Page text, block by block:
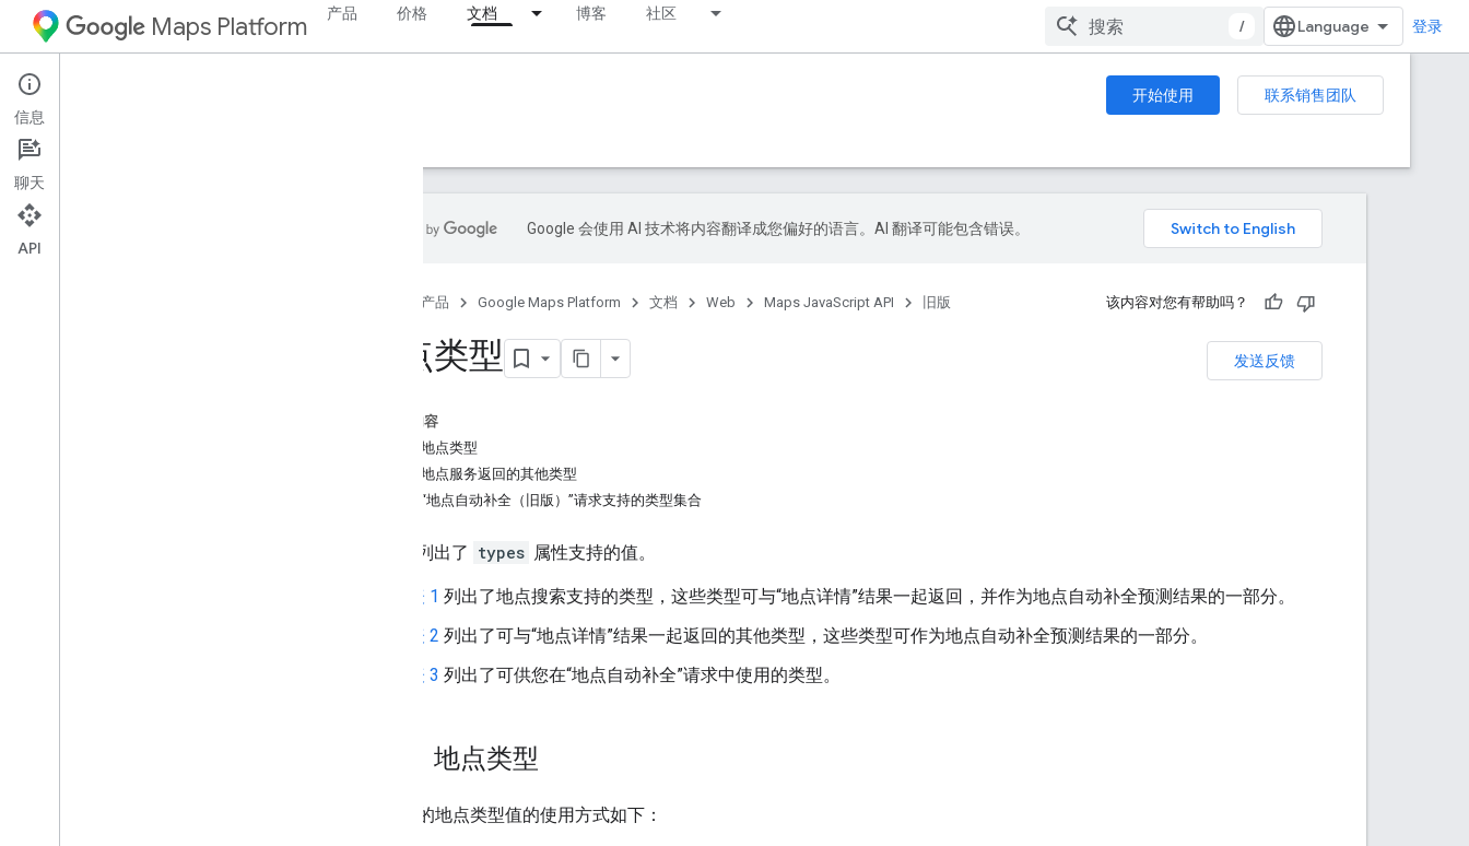
Maps Platform 产品 价格 文档 博客 社区
/ 登录
Web 开始使用
联系销售团队
指南
Google 会使用 AI 技术将内容翻译成您偏好的语言。AI 翻译可能包含错误。
产品 Google Maps Platform 文档 Web Maps JavaScript API 旧版 该内容对您有帮助吗？
发送反馈
地点类型
本页内容
表 1：地点类型
表 2：地点服务返回的其他类型
表 3：“地点自动补全（旧版）”请求支持的类型集合
本页面列出了 types 属性支持的值。
表 1 列出了地点搜索支持的类型，这些类型可与“地点详情”结果一起返回，并作为地点自动补全预测结果的一部分。
表 2 列出了可与“地点详情”结果一起返回的其他类型，这些类型可作为地点自动补全预测结果的一部分。
表 3 列出了可供您在“地点自动补全”请求中使用的类型。
表 1：地点类型
表 1 中的地点类型值的使用方式如下：
信息
聊天
API